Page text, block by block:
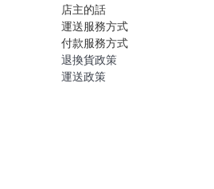
店主的話
運送服務方式
付款服務方式
退換貨政策
運送政策